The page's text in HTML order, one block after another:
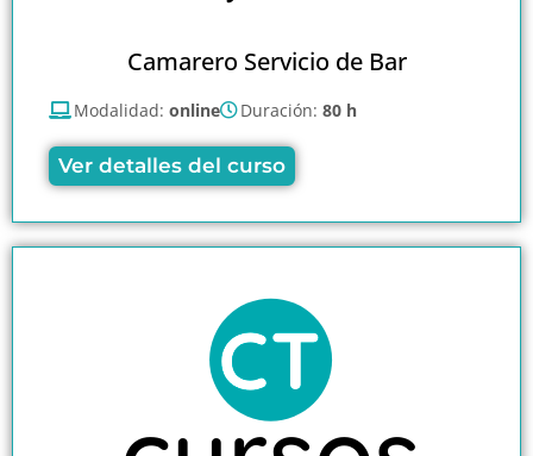
Camarero Servicio de Bar
Modalidad: online Duración: 80 h
Ver detalles del curso